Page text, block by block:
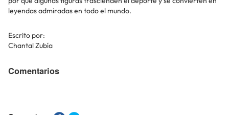
leyendas admiradas en todo el mundo.
Escrito por:
Chantal Zubía
Comentarios